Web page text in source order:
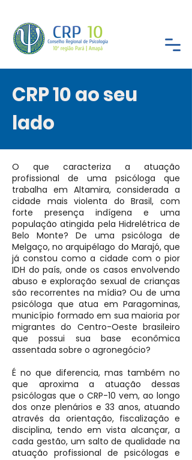
CRP 10 ao seu
lado
O que caracteriza a atuação
profissional de uma psicóloga que
trabalha em Altamira, considerada a
cidade mais violenta do Brasil, com
forte presença indígena e uma
população atingida pela Hidrelétrica de
Belo Monte? De uma psicóloga de
Melgaço, no arquipélago do Marajó, que
já constou como a cidade com o pior
IDH do país, onde os casos envolvendo
abuso e exploração sexual de crianças
são recorrentes na mídia? Ou de uma
psicóloga que atua em Paragominas,
município formado em sua maioria por
migrantes do Centro-Oeste brasileiro
que possui sua base econômica
assentada sobre o agronegócio?
É no que diferencia, mas também no
que aproxima a atuação dessas
psicólogas que o CRP-10 vem, ao longo
dos onze plenários e 33 anos, atuando
através da orientação, fiscalização e
disciplina, tendo em vista alcançar, a
cada gestão, um salto de qualidade na
atuação profissional de psicólogas e